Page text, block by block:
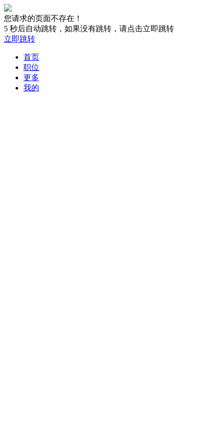
您请求的页面不存在！
5 秒后自动跳转，如果没有跳转，请点击立即跳转
立即跳转
首页
职位
更多
我的